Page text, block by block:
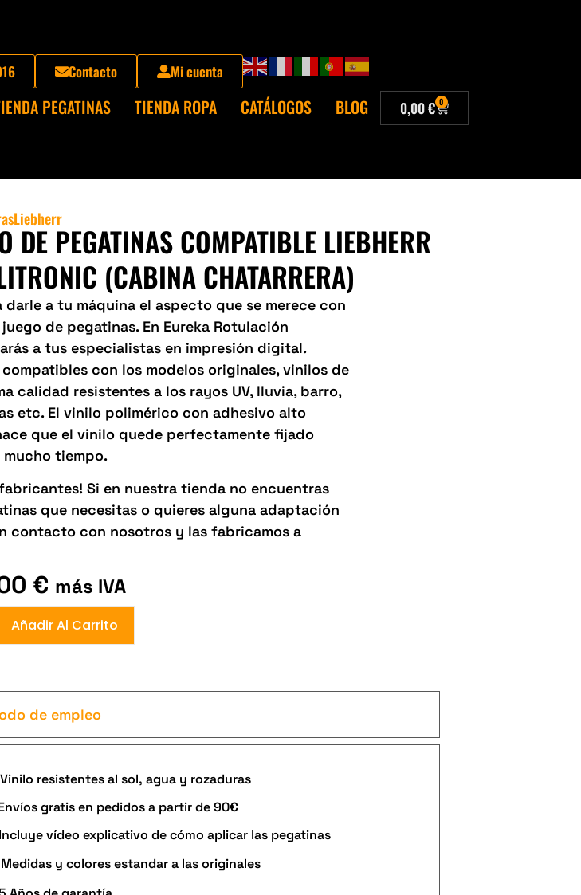
Contacto Mi cuenta
PEGATINAS TIENDA ROPA CATÁLOGOS BLOG 0,00€ 0
Liebherr
DE PEGATINAS COMPATIBLE LIEBHERR
(CABINA CHATARRERA)
darle a tu máquina el aspecto que se merece con
de pegatinas. En Eureka Rotulación
a tus especialistas en impresión digital.
compatibles con los modelos originales, vinilos de
calidad resistentes a los rayos UV, lluvia, barro,
etc. El vinilo polimérico con adhesivo alto
que el vinilo quede perfectamente fijado
tiempo.
fabricantes! Si en nuestra tienda no encuentras
que necesitas o quieres alguna adaptación
contacto con nosotros y las fabricamos a
€ más IVA
Añadir Al Carrito
de empleo
Vinilo resistentes al sol, agua y rozaduras
gratis en pedidos a partir de 90€
Incluye vídeo explicativo de cómo aplicar las pegatinas
Medidas y colores estandar a las originales